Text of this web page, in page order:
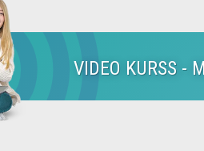
VIDEO KURSS -